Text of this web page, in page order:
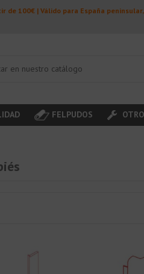
de 100€ | Válido para España
FELPUDOS